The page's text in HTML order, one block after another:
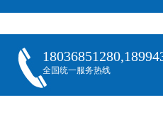
全国统一服务热线